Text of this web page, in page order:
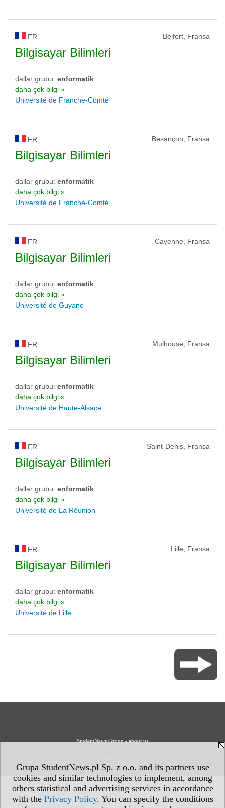
Grupa StudentNews.pl Sp. z o.o. and its partners use
cookies and similar technologies to implement, among
others statistical and advertising services in accordance
with the Privacy Policy. You can specify the conditions
FR Belfort, Fransa
Bilgisayar Bilimleri
dallar grubu: enformatik
daha çok bilgi »
Université de Franche-Comté
FR Besançon, Fransa
Bilgisayar Bilimleri
dallar grubu: enformatik
daha çok bilgi »
Université de Franche-Comté
FR Cayenne, Fransa
Bilgisayar Bilimleri
dallar grubu: enformatik
daha çok bilgi »
Université de Guyane
FR Mulhouse, Fransa
Bilgisayar Bilimleri
dallar grubu: enformatik
daha çok bilgi »
Université de Haute-Alsace
FR Saint-Denis, Fransa
Bilgisayar Bilimleri
dallar grubu: enformatik
daha çok bilgi »
Université de La Réunion
FR Lille, Fransa
Bilgisayar Bilimleri
dallar grubu: enformatik
daha çok bilgi »
Université de Lille
StudentNews Group - about us